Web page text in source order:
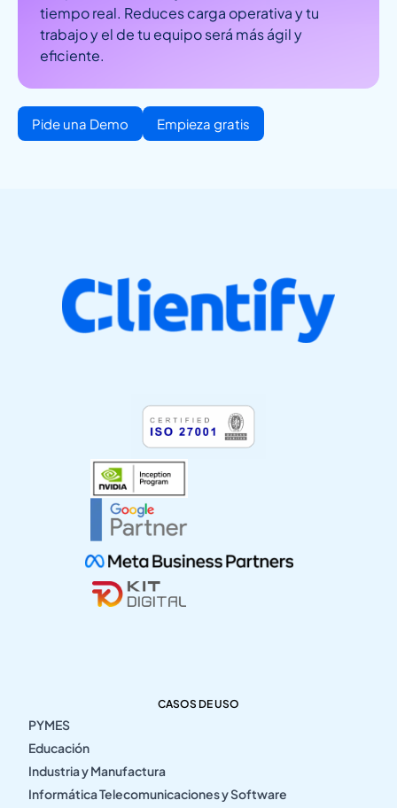
tiempo real. Reduces carga operativa y tu
trabajo y el de tu equipo será más ágil y
eficiente.
Pide una Demo Empieza gratis
CASOS DE USO
PYMES
Educación
Industria y Manufactura
Informática Telecomunicaciones y Software